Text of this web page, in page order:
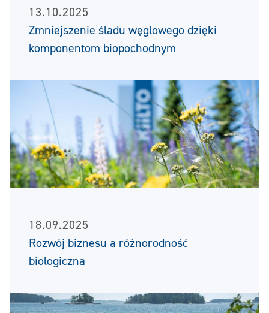
13.10.2025
Zmniejszenie śladu węglowego dzięki
komponentom biopochodnym
18.09.2025
Rozwój biznesu a różnorodność
biologiczna